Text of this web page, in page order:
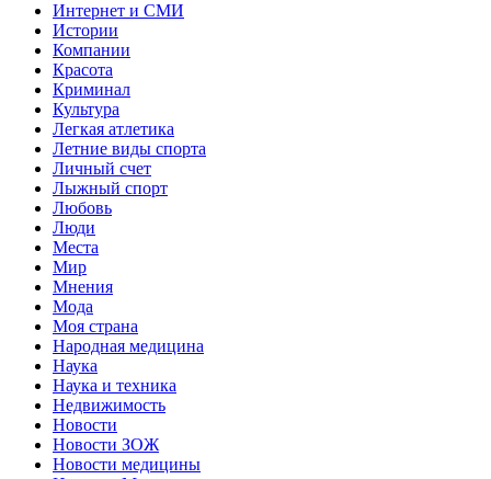
Интернет и СМИ
Истории
Компании
Красота
Криминал
Культура
Легкая атлетика
Летние виды спорта
Личный счет
Лыжный спорт
Любовь
Люди
Места
Мир
Мнения
Мода
Моя страна
Народная медицина
Наука
Наука и техника
Недвижимость
Новости
Новости ЗОЖ
Новости медицины